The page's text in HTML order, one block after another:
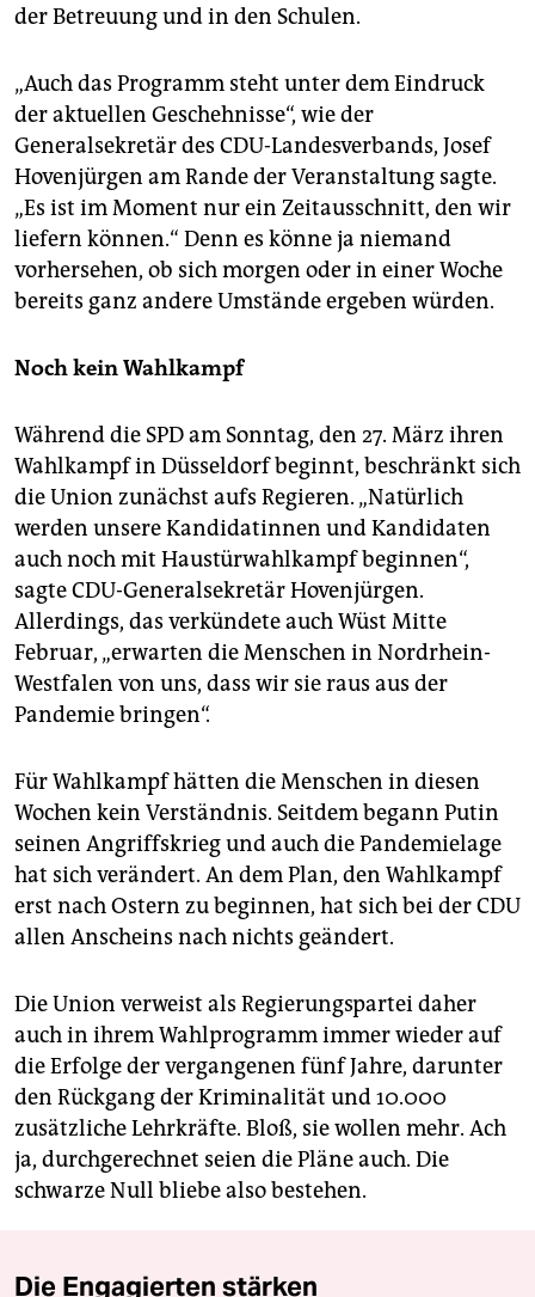
der Betreuung und in den Schulen.
„Auch das Programm steht unter dem Eindruck
der aktuellen Geschehnisse“, wie der
Generalsekretär des CDU-Landesverbands, Josef
Hovenjürgen am Rande der Veranstaltung sagte.
„Es ist im Moment nur ein Zeitausschnitt, den wir
liefern können.“ Denn es könne ja niemand
vorhersehen, ob sich morgen oder in einer Woche
bereits ganz andere Umstände ergeben würden.
Noch kein Wahlkampf
Während die SPD am Sonntag, den 27. März ihren
Wahlkampf in Düsseldorf beginnt, beschränkt sich
die Union zunächst aufs Regieren. „Natürlich
werden unsere Kandidatinnen und Kandidaten
auch noch mit Haustürwahlkampf beginnen“,
sagte CDU-Generalsekretär Hovenjürgen.
Allerdings, das verkündete auch Wüst Mitte
Februar, „erwarten die Menschen in Nordrhein-
Westfalen von uns, dass wir sie raus aus der
Pandemie bringen“.
Für Wahlkampf hätten die Menschen in diesen
Wochen kein Verständnis. Seitdem begann Putin
seinen Angriffskrieg und auch die Pandemielage
hat sich verändert. An dem Plan, den Wahlkampf
erst nach Ostern zu beginnen, hat sich bei der CDU
allen Anscheins nach nichts geändert.
Die Union verweist als Regierungspartei daher
auch in ihrem Wahlprogramm immer wieder auf
die Erfolge der vergangenen fünf Jahre, darunter
den Rückgang der Kriminalität und 10.000
zusätzliche Lehrkräfte. Bloß, sie wollen mehr. Ach
ja, durchgerechnet seien die Pläne auch. Die
schwarze Null bliebe also bestehen.
Die Engagierten stärken